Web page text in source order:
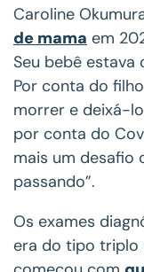
Caroline
de mama em
Seu bebê
Por conta do
morrer e deixá-
por conta do
mais um desafio
passando”.
Os exames
era do tipo triplo